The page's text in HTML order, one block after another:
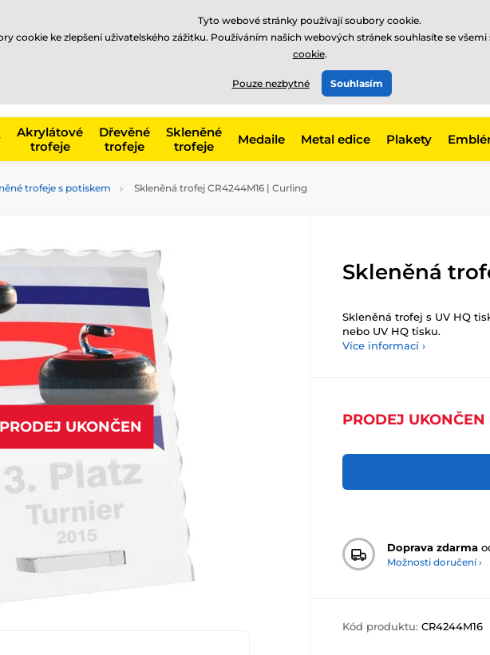
775 400 255
Zavolejte nám
Akrylátové
trofeje
Dřevěné
trofeje
Skleněné
trofeje
Medaile Metal edice Plakety
trofeje s potiskem Skleněná trofej CR4244M16 | Curling
PRODEJ UKONČEN
Skleněná
Skleněná trofej s UV HQ
nebo UV HQ tisku.
Více informací ›
PRODEJ UKONČEN
Doprava zdarma
Možnosti doručení ›
Kód produktu: CR4244M16
Tyto webové stránky používají soubory cookie.
cookie ke zlepšení uživatelského zážitku. Používáním našich webových stránek souhlasíte se
cookie.
Pouze nezbytné Souhlasím